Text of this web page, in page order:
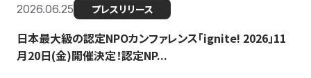
2026.06.25 プレスリリース
日本最大級の認定NPOカンファレンス「ignite! 2026」11
月20日(金)開催決定！認定NP...